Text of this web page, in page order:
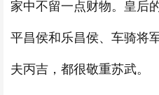
家中不留一点财物。皇后
平昌侯和乐昌侯、车骑将
夫丙吉，都很敬重苏武。